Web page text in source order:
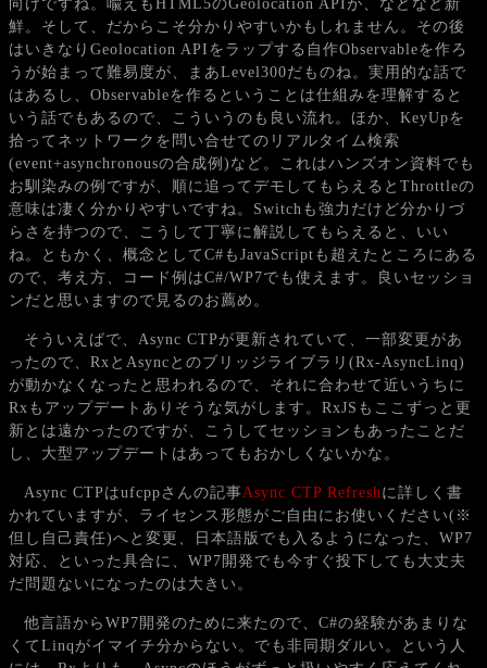
向けですね。喩えもHTML5のGeolocation APIが、などなど新
鮮。そして、だからこそ分かりやすいかもしれません。その後
はいきなりGeolocation APIをラップする自作Observableを作ろ
うが始まって難易度が、まあLevel300だものね。実用的な話で
はあるし、Observableを作るということは仕組みを理解すると
いう話でもあるので、こういうのも良い流れ。ほか、KeyUpを
拾ってネットワークを問い合せてのリアルタイム検索
(event+asynchronousの合成例)など。これはハンズオン資料でも
お馴染みの例ですが、順に追ってデモしてもらえるとThrottleの
意味は凄く分かりやすいですね。Switchも強力だけど分かりづ
らさを持つので、こうして丁寧に解説してもらえると、いい
ね。ともかく、概念としてC#もJavaScriptも超えたところにある
ので、考え方、コード例はC#/WP7でも使えます。良いセッショ
ンだと思いますので見るのお薦め。
そういえばで、Async CTPが更新されていて、一部変更があ
ったので、RxとAsyncとのブリッジライブラリ(Rx-AsyncLinq)
が動かなくなったと思われるので、それに合わせて近いうちに
Rxもアップデートありそうな気がします。RxJSもここずっと更
新とは遠かったのですが、こうしてセッションもあったことだ
し、大型アップデートはあってもおかしくないかな。
Async CTPはufcppさんの記事Async CTP Refresh に詳しく書
かれていますが、ライセンス形態がご自由にお使いください(※
但し自己責任)へと変更、日本語版でも入るようになった、WP7
対応、といった具合に、WP7開発でも今すぐ投下しても大丈夫
だ問題ないになったのは大きい。
他言語からWP7開発のために来たので、C#の経験があまりな
くてLinqがイマイチ分からない。でも非同期ダルい。という人